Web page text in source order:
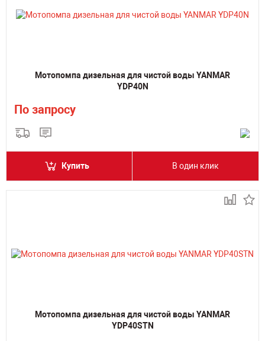
Мотопомпа дизельная для чистой воды YANMAR
YDP40N
По запросу
Купить В один клик
Мотопомпа дизельная для чистой воды YANMAR
YDP40STN